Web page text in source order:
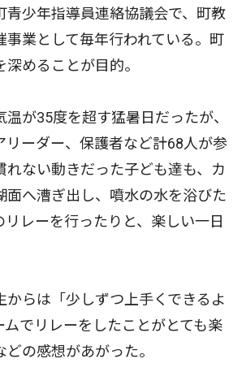
青少年指導員連絡協議会で、町教
事業として毎年行われている。町
めることが目的。
が35度を超す猛暑日だったが、
リーダー、保護者など計68人が参
れない動きだった子ども達も、カ
面へ漕ぎ出し、噴水の水を浴びた
リレーを行ったりと、楽しい一日
らは「少しずつ上手くできるよ
ムでリレーをしたことがとても楽
の感想があがった。